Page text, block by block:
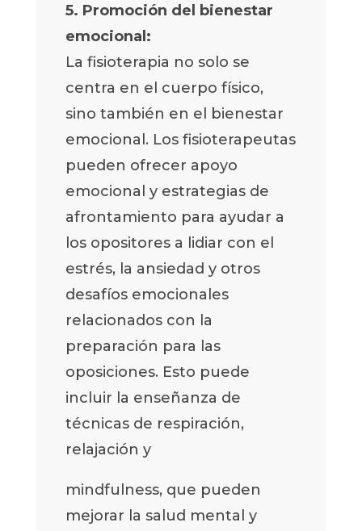
5. Promoción del bienestar
emocional:
La fisioterapia no solo se
centra en el cuerpo físico,
sino también en el bienestar
emocional. Los fisioterapeutas
pueden ofrecer apoyo
emocional y estrategias de
afrontamiento para ayudar a
los opositores a lidiar con el
estrés, la ansiedad y otros
desafíos emocionales
relacionados con la
preparación para las
oposiciones. Esto puede
incluir la enseñanza de
técnicas de respiración,
relajación y
mindfulness, que pueden
mejorar la salud mental y